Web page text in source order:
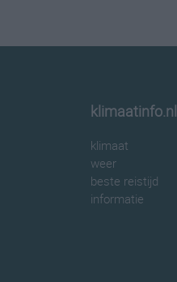
klimaatinfo.nl
klimaat
weer
beste reistijd
informatie